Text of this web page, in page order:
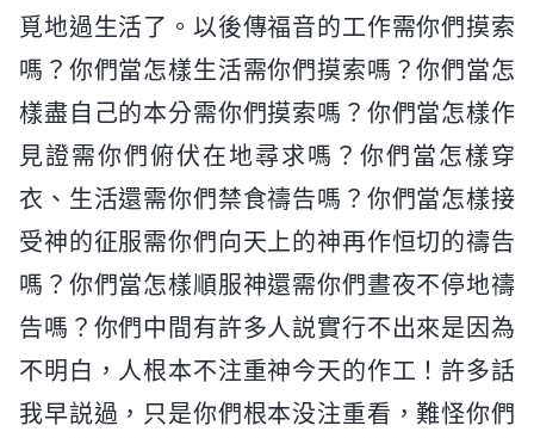
覓地過生活了。以後傳福音的工作需你們摸索
嗎？你們當怎樣生活需你們摸索嗎？你們當怎
樣盡自己的本分需你們摸索嗎？你們當怎樣作
見證需你們俯伏在地尋求嗎？你們當怎樣穿
衣、生活還需你們禁食禱告嗎？你們當怎樣接
受神的征服需你們向天上的神再作恒切的禱告
嗎？你們當怎樣順服神還需你們晝夜不停地禱
告嗎？你們中間有許多人説實行不出來是因為
不明白，人根本不注重神今天的作工！許多話
我早説過，只是你們根本没注重看，難怪你們